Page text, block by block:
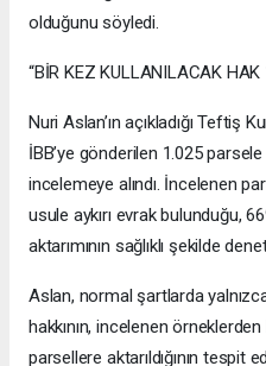
olduğunu söyledi.
“BİR KEZ KULLANILACAK
Nuri Aslan’ın açıkladığı Teftiş
İBB’ye gönderilen 1.025
incelemeye alındı. İncelenen
usule aykırı evrak bulunduğu,
aktarımının sağlıklı şekilde
Aslan, normal şartlarda
hakkının, incelenen
parsellere aktarıldığının tespit